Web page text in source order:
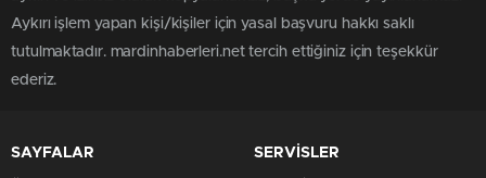
Aykırı işlem yapan kişi/kişiler için yasal başvuru hakkı saklı
tutulmaktadır. mardinhaberleri.net tercih ettiğiniz için teşekkür
ederiz.
SAYFALAR SERVİSLER